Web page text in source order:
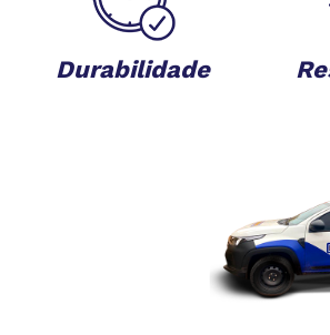
Durabilidade